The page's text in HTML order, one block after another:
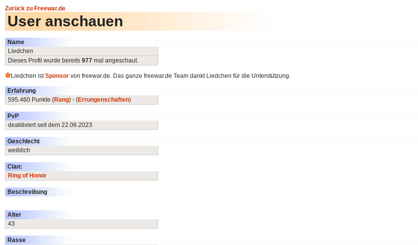
Zurück zu Freewar.de
User anschauen
Name
Liedchen
Dieses Profil wurde bereits 977 mal angeschaut.
Liedchen istSponsor von freewar.de. Das ganze freewar.de Team dankt Liedchen für die Unterstützung.
Erfahrung
595.460 Punkte (Rang) - (Errungenschaften)
PvP
deaktiviert seit dem 22.06.2023
Geschlecht
weiblich
Clan:
Ring of Honor
Beschreibung
Alter
43
Rasse